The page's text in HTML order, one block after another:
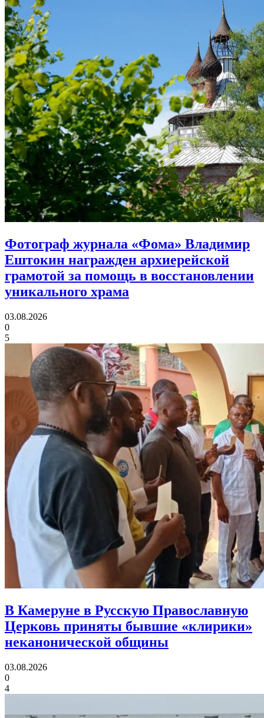
Фотограф журнала «Фома» Владимир
Ештокин награжден архиерейской
грамотой за помощь в восстановлении
уникального храма
03.08.2026
0
5
В Камеруне в Русскую Православную
Церковь приняты бывшие «клирики»
неканонической общины
03.08.2026
0
4